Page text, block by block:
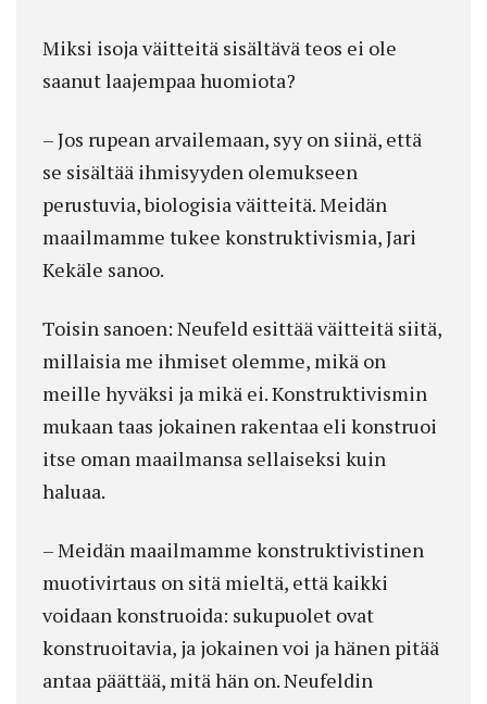
Miksi isoja väitteitä sisältävä teos ei ole
saanut laajempaa huomiota?
– Jos rupean arvailemaan, syy on siinä, että
se sisältää ihmisyyden olemukseen
perustuvia, biologisia väitteitä. Meidän
maailmamme tukee konstruktivismia, Jari
Kekäle sanoo.
Toisin sanoen: Neufeld esittää väitteitä siitä,
millaisia me ihmiset olemme, mikä on
meille hyväksi ja mikä ei. Konstruktivismin
mukaan taas jokainen rakentaa eli konstruoi
itse oman maailmansa sellaiseksi kuin
haluaa.
– Meidän maailmamme konstruktivistinen
muotivirtaus on sitä mieltä, että kaikki
voidaan konstruoida: sukupuolet ovat
konstruoitavia, ja jokainen voi ja hänen pitää
antaa päättää, mitä hän on. Neufeldin